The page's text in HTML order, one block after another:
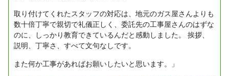
取り付けてくれたスタッフの対応は、地元のガス屋さんよりも
数十倍丁寧で親切で礼儀正しく、委託先の工事屋さんのはずな
のに、しっかり教育できているんだと感動しました。
挨拶、
説明、丁寧さ、すべて文句なしです。
また何か工事があればお願いしたいと思います。」